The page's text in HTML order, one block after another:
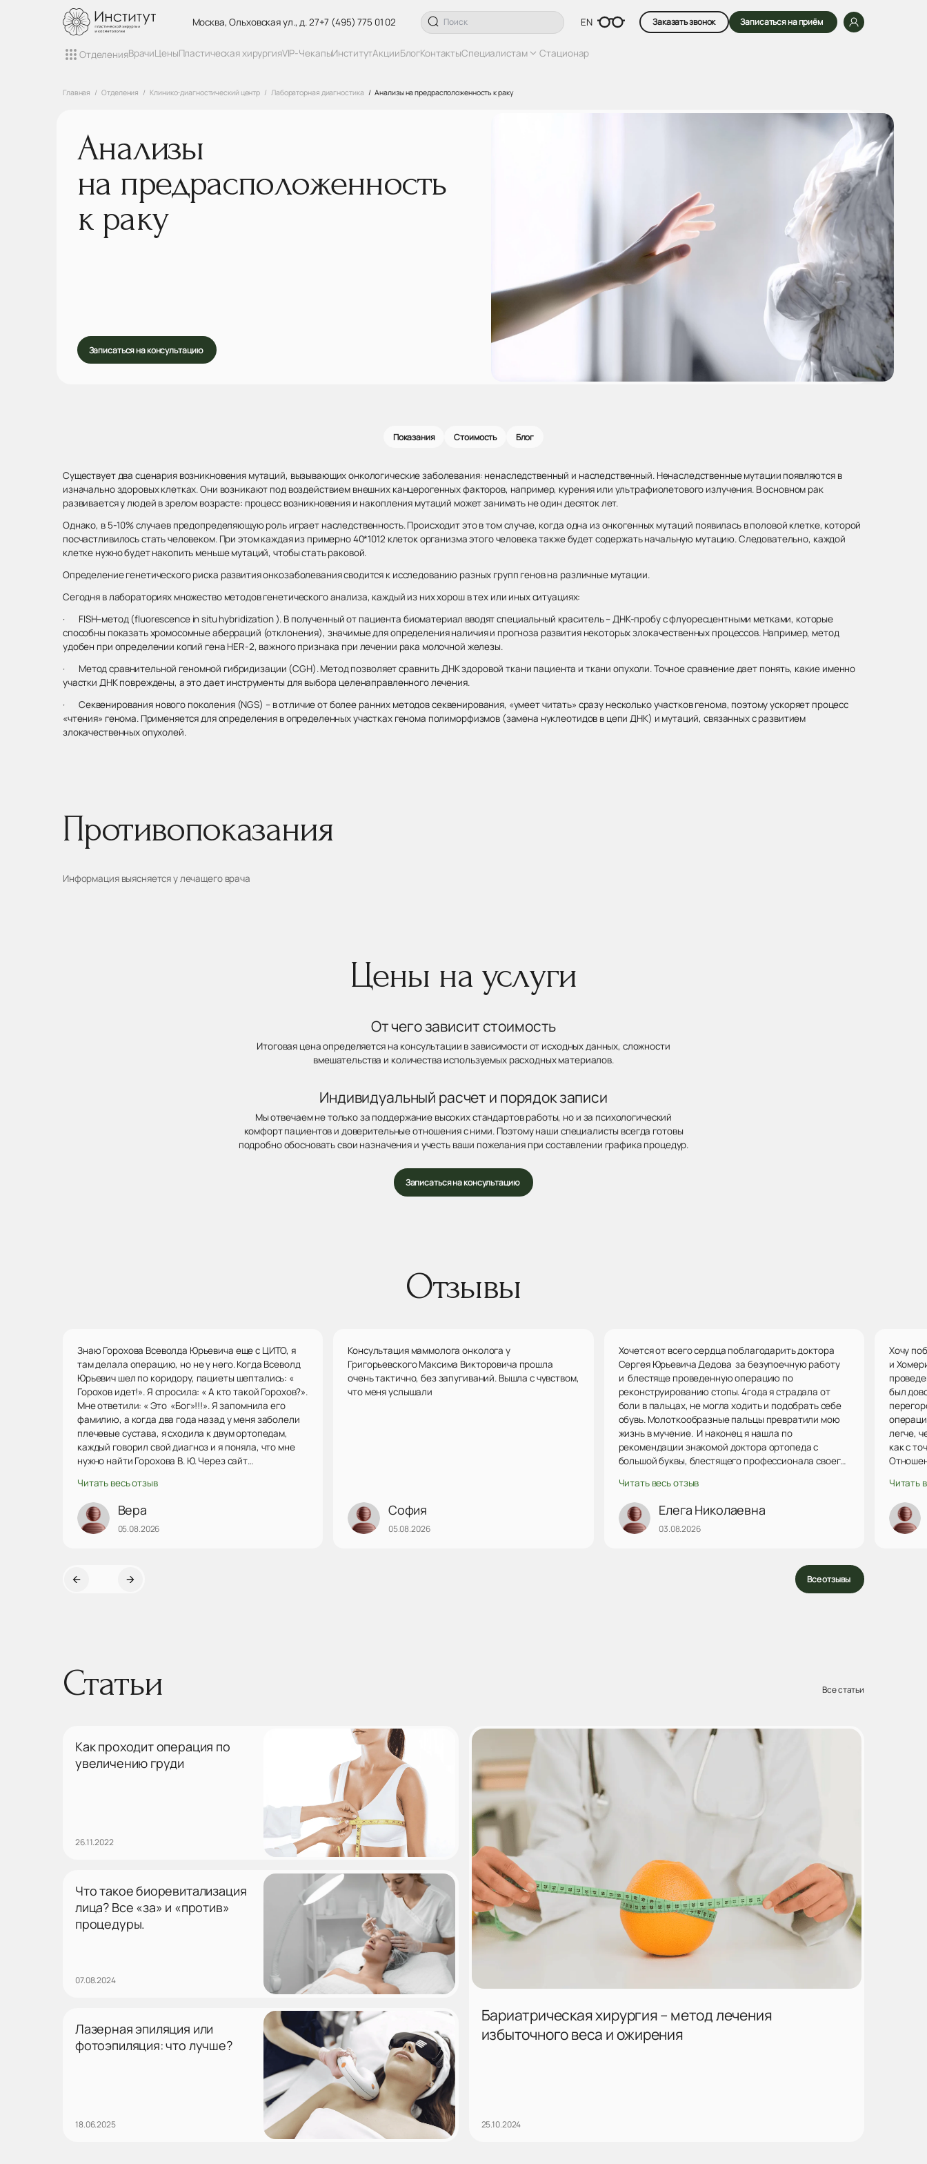
Москва, Ольховская ул., д. 27+7 (495) 775 01 02 EN Заказать звонок Записаться на приём
ОтделенияВрачиЦеныПластическая хирургияVIP-ЧекапыИнститутАкцииБлогКонтактыСпециалистам Стационар
Главная Отделения Клинико-диагностический центр Лабораторная диагностика Анализы на предрасположенность к раку
Анализы
на предрасположенность
к раку
Записаться на консультацию
Показания Стоимость Блог
Существует два сценария возникновения мутаций, вызывающих онкологические заболевания: ненаследственный и наследственный. Ненаследственные мутации появляются в
изначально здоровых клетках. Они возникают под воздействием внешних канцерогенных факторов, например, курения или ультрафиолетового излучения. В основном рак
развивается у людей в зрелом возрасте: процесс возникновения и накопления мутаций может занимать не один десяток лет.
Однако, в 5-10% случаев предопределяющую роль играет наследственность. Происходит это в том случае, когда одна из онкогенных мутаций появилась в половой клетке, которой
посчастливилось стать человеком. При этом каждая из примерно 40*1012 клеток организма этого человека также будет содержать начальную мутацию. Следовательно, каждой
клетке нужно будет накопить меньше мутаций, чтобы стать раковой.
Определение генетического риска развития онкозаболевания сводится к исследованию разных групп генов на различные мутации.
Сегодня в лабораториях множество методов генетического анализа, каждый из них хорош в тех или иных ситуациях:
· FISH–метод (fluorescence in situ hybridization ). В полученный от пациента биоматериал вводят специальный краситель – ДНК-пробу с флуоресцентными метками, которые
способны показать хромосомные аберраций (отклонения), значимые для определения наличия и прогноза развития некоторых злокачественных процессов. Например, метод
удобен при определении копий гена HER-2, важного признака при лечении рака молочной железы.
· Метод сравнительной геномной гибридизации (CGH). Метод позволяет сравнить ДНК здоровой ткани пациента и ткани опухоли. Точное сравнение дает понять, какие именно
участки ДНК повреждены, а это дает инструменты для выбора целенаправленного лечения.
· Секвенирования нового поколения (NGS) – в отличие от более ранних методов секвенирования, «умеет читать» сразу несколько участков генома, поэтому ускоряет процесс
«чтения» генома. Применяется для определения в определенных участках генома полиморфизмов (замена нуклеотидов в цепи ДНК) и мутаций, связанных с развитием
злокачественных опухолей.
Противопоказания
Информация выясняется у лечащего врача
Цены на услуги
От чего зависит стоимость
Итоговая цена определяется на консультации в зависимости от исходных данных, сложности
вмешательства и количества используемых расходных материалов.
Индивидуальный расчет и порядок записи
Мы отвечаем не только за поддержание высоких стандартов работы, но и за психологический
комфорт пациентов и доверительные отношения с ними. Поэтому наши специалисты всегда готовы
подробно обосновать свои назначения и учесть ваши пожелания при составлении графика процедур.
Записаться на консультацию
Отзывы
Знаю Горохова Всеволда Юрьевича еще с ЦИТО, я
там делала операцию, но не у него. Когда Всеволд
Юрьевич шел по коридору, пациеты шептались: «
Горохов идет!». Я спросила: « А кто такой Горохов?».
Мне ответили: « Это «Бог»!!!». Я запомнила его
фамилию, а когда два года назад у меня заболели
плечевые сустава, я сходила к двум ортопедам,
каждый говорил свой диагноз и я поняла, что мне
нужно найти Горохова В. Ю. Через сайт
Он посмотрел мои снимки, сказал точный диагноз,
наметили план действий. Решили попробывать
подколы озоном. Подколы делает
профессионально, уверенно, точно в межсуставную
ситуации. Действ...
Читать весь отзыв
Вера
05.08.2026
Консультация маммолога онколога у
Григорьевского Максима Викторовича прошла
очень тактично, без запугиваний. Вышла с чувством,
что меня услышали
София
05.08.2026
Хочется от всего сердца поблагодарить доктора
Сергея Юрьевича Дедова за безупоечную работу
и блестяще проведенную операцию по
реконструированию стопы. 4года я страдала от
боли в пальцах, не могла ходить и подобрать себе
обувь. Молоткообразные пальцы превратили мою
жизнь в мучение. И наконец я нашла по
рекомендации знакомой доктора ортопеда с
большой буквы, блестящего профессионала своего
страданий. Не поверить ему невозможно. Я
доверила ему свое здоровье и не ошиблась.
Замечательный доктор, человек с огромным
сердцем, понимающий и протягивающий руку
творящий чудесное исцеление врач. Огромное
Читать весь отзыв
Елега Николаевна
03.08.2026
Хочу
и
был
легче,
как с
попала
очень
врачам.
Читать
Все отзывы
Статьи Все статьи
25.10.2024
Бариатрическая хирургия – метод лечения
избыточного веса и ожирения
26.11.2022
Как проходит операция по
увеличению груди
07.08.2024
Что такое биоревитализация
лица? Все «за» и «против»
процедуры.
18.06.2025
Лазерная эпиляция или
фотоэпиляция: что лучше?